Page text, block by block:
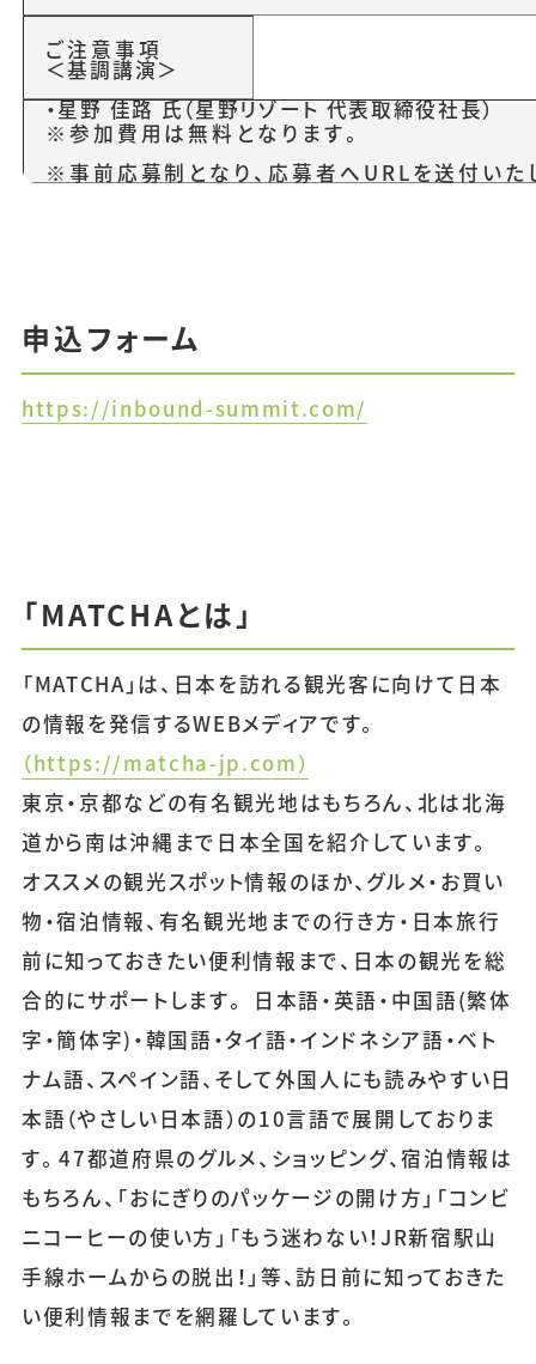
＜基調講演＞
・星野 佳路 氏（星野リゾート 代表取締役社長）
＜47都道府県の観光のキーマンを交えたディスカ
＜エンディングトーク＞
・選定及び打診中
※スケジュールは今後変更になる可能性がござい
ご注意事項
※参加費用は無料となります。
※事前応募制となり、応募者へURLを送付いた
申込フォーム
https://inbound-summit.com/
「MATCHAとは」
「MATCHA」は、日本を訪れる観光客に向けて日本
の情報を発信するWEBメディアです。
（https://matcha-jp.com）
東京・京都などの有名観光地はもちろん、北は北海
道から南は沖縄まで日本全国を紹介しています。
オススメの観光スポット情報のほか、グルメ・お買い
物・宿泊情報、有名観光地までの行き方・日本旅行
前に知っておきたい便利情報まで、日本の観光を総
合的にサポートします。 日本語・英語・中国語(繁体
字・簡体字)・韓国語・タイ語・インドネシア語・ベト
ナム語、スペイン語、そして外国人にも読みやすい日
本語（やさしい日本語）の10言語で展開しておりま
す。47都道府県のグルメ、ショッピング、宿泊情報は
もちろん、「おにぎりのパッケージの開け方」「コンビ
ニコーヒーの使い方」「もう迷わない！JR新宿駅山
手線ホームからの脱出！」等、訪日前に知っておきた
い便利情報までを網羅しています。